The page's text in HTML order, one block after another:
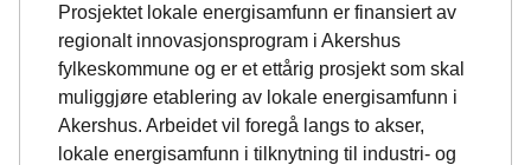
Prosjektet lokale energisamfunn er finansiert av
regionalt innovasjonsprogram i Akershus
fylkeskommune og er et ettårig prosjekt som skal
muliggjøre etablering av lokale energisamfunn i
Akershus. Arbeidet vil foregå langs to akser,
lokale energisamfunn i tilknytning til industri- og